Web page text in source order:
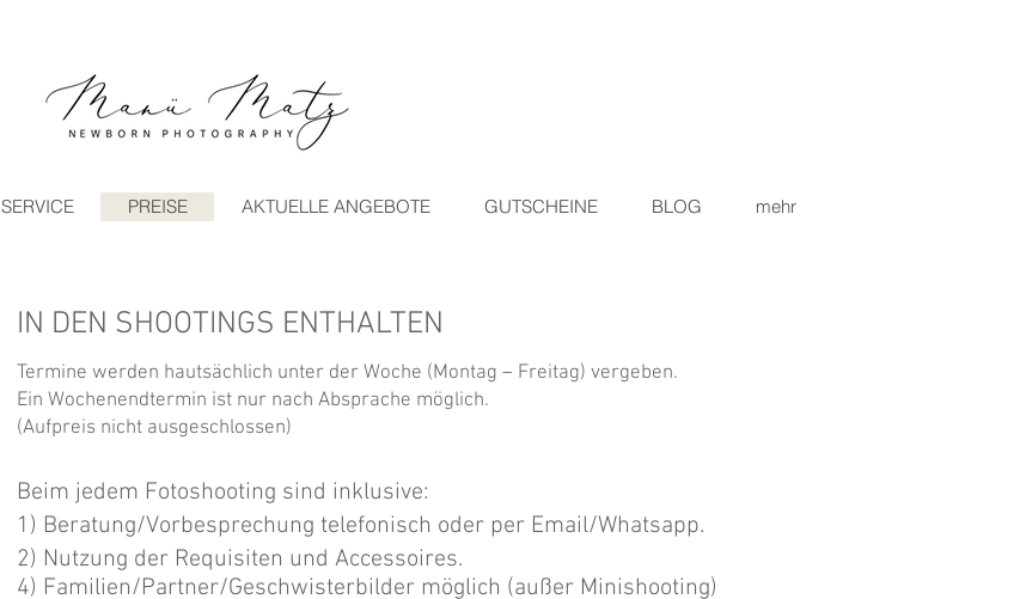
SERVICE PREISE AKTUELLE ANGEBOTE GUTSCHEINE BLOG mehr
IN DEN SHOOTINGS ENTHALTEN
Termine werden hautsächlich unter der Woche (Montag – Freitag) vergeben.
Ein Wochenendtermin ist nur nach Absprache möglich.
(Aufpreis nicht ausgeschlossen)
Beim jedem Fotoshooting sind inklusive:
1) Beratung/Vorbesprechung telefonisch oder per Email/Whatsapp.
2) Nutzung der Requisiten und Accessoires.
4) Familien/Partner/Geschwisterbilder möglich (außer Minishooting)